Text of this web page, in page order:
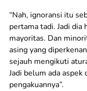
“Nah, ignoransi itu
pertama tadi. Jadi dia
mayoritas. Dan
asing yang
sejauh mengikuti
Jadi belum ada
pengakuannya”.